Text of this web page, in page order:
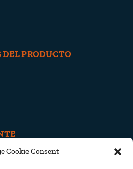
Cookie Consent
PRODUCTO